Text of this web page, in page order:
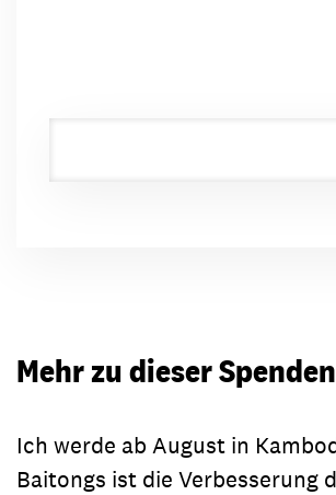
Mehr zu dieser
Ich werde ab August in
Baitongs ist die Verbesserung